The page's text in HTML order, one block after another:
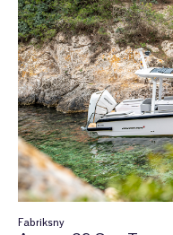
Fabriksny